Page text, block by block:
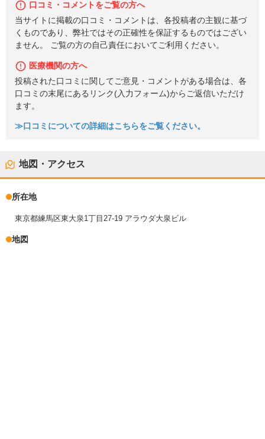
口コミ・コメントをご覧の方へ
当サイトに掲載の口コミ・コメントは、各投稿者の主観に基づ
くものであり、弊社ではその正確性を保証するものではござい
ません。 ご覧の方の自己責任においてご利用ください。
医療機関の方へ
投稿された口コミに関してご意見・コメントがある場合は、各
口コミの末尾にあるリンク(入力フォーム)からご返信いただけ
ます。
≫口コミについての詳細はこちらをご覧ください。
地図・アクセス
所在地
東京都練馬区東大泉1丁目27-19 アラウダ大泉ビル
地図